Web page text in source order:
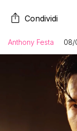
Condividi
Anthony Festa 08/